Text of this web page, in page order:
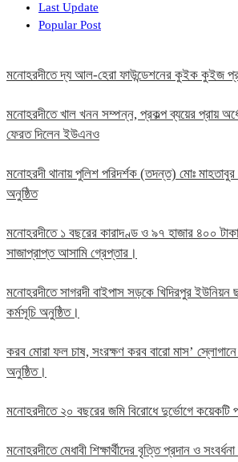
Last Update
Popular Post
মনোহরদীতে দ্য আল-হেরা ফাউন্ডেশনের কুইক কুইজ
মনোহরদীতে খাল খনন সম্পন্ন, প্রকল্প ব্যয়ের প্রায়
ফেরত দিলেন ইউএনও
মনোহরদী থানায় পুলিশ পরিদর্শক (তদন্ত) মোঃ মাহতাবুর
অনুষ্ঠিত
মনোহরদীতে ১ বছরের কারাদণ্ড ও ৯৭ হাজার ৪০০
সাজাপ্রাপ্ত আসামি গ্রেপ্তার।
মনোহরদীতে সাগরদী বাইপাস সড়কে খিদিরপুর ইউনিয়ন
কর্মসূচি অনুষ্ঠিত।
করব মোরা ফল চাষ, সংরক্ষণ করব বারো মাস’
অনুষ্ঠিত।
মনোহরদীতে ২০ বছরের জমি বিরোধে দুর্ভোগে কয়েকটি
মনোহরদীতে মেধাবী শিক্ষার্থীদের বৃত্তি প্রদান ও